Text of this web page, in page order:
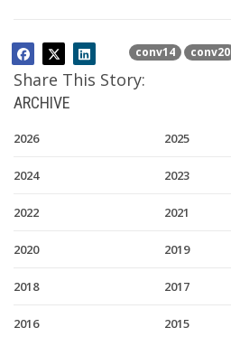
conv14 conv20
Share This Story:
ARCHIVE
2026 2025
2024 2023
2022 2021
2020 2019
2018 2017
2016 2015